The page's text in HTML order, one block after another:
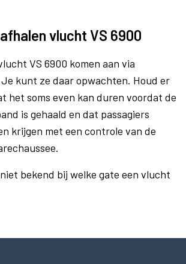
vlucht VS 6900
VS 6900 komen aan via
Je kunt ze daar opwachten. Houd er
het soms even kan duren voordat de
is gehaald en dat passagiers
krijgen met een controle van de
bekend bij welke gate een vlucht